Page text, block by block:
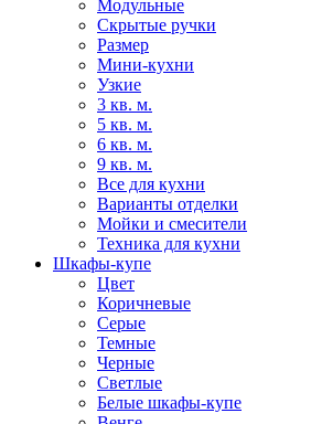
Модульные
Скрытые ручки
Размер
Мини-кухни
Узкие
3 кв. м.
5 кв. м.
6 кв. м.
9 кв. м.
Все для кухни
Варианты отделки
Мойки и смесители
Техника для кухни
Шкафы-купе
Цвет
Коричневые
Серые
Темные
Черные
Светлые
Белые шкафы-купе